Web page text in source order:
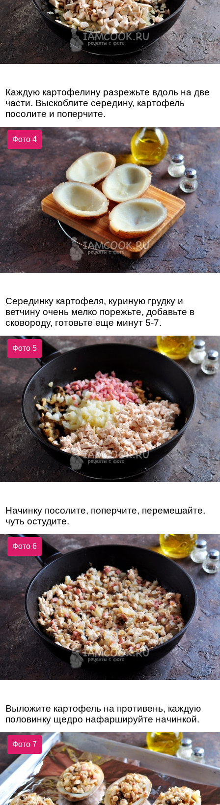
Каждую картофелину разрежьте вдоль на две
части. Выскоблите середину, картофель
посолите и поперчите.
Фото 4
Серединку картофеля, куриную грудку и
ветчину очень мелко порежьте, добавьте в
сковороду, готовьте еще минут 5-7.
Фото 5
Начинку посолите, поперчите, перемешайте,
чуть остудите.
Фото 6
Выложите картофель на противень, каждую
половинку щедро нафаршируйте начинкой.
Фото 7